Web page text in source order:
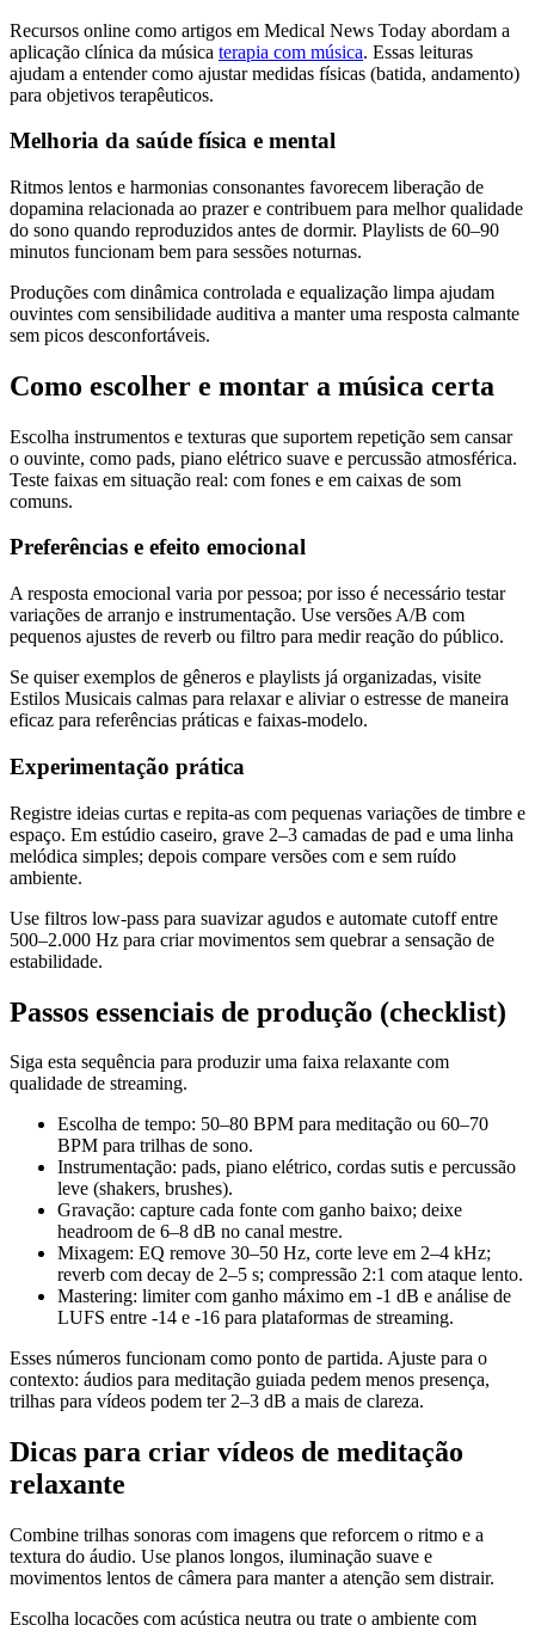
Recursos online como artigos em Medical News Today abordam a
aplicação clínica da música terapia com música. Essas leituras
ajudam a entender como ajustar medidas físicas (batida, andamento)
para objetivos terapêuticos.
Melhoria da saúde física e mental
Ritmos lentos e harmonias consonantes favorecem liberação de
dopamina relacionada ao prazer e contribuem para melhor qualidade
do sono quando reproduzidos antes de dormir. Playlists de 60–90
minutos funcionam bem para sessões noturnas.
Produções com dinâmica controlada e equalização limpa ajudam
ouvintes com sensibilidade auditiva a manter uma resposta calmante
sem picos desconfortáveis.
Como escolher e montar a música certa
Escolha instrumentos e texturas que suportem repetição sem cansar
o ouvinte, como pads, piano elétrico suave e percussão atmosférica.
Teste faixas em situação real: com fones e em caixas de som
comuns.
Preferências e efeito emocional
A resposta emocional varia por pessoa; por isso é necessário testar
variações de arranjo e instrumentação. Use versões A/B com
pequenos ajustes de reverb ou filtro para medir reação do público.
Se quiser exemplos de gêneros e playlists já organizadas, visite
Estilos Musicais calmas para relaxar e aliviar o estresse de maneira
eficaz para referências práticas e faixas-modelo.
Experimentação prática
Registre ideias curtas e repita-as com pequenas variações de timbre e
espaço. Em estúdio caseiro, grave 2–3 camadas de pad e uma linha
melódica simples; depois compare versões com e sem ruído
ambiente.
Use filtros low‑pass para suavizar agudos e automate cutoff entre
500–2.000 Hz para criar movimentos sem quebrar a sensação de
estabilidade.
Passos essenciais de produção (checklist)
Siga esta sequência para produzir uma faixa relaxante com
qualidade de streaming.
Escolha de tempo: 50–80 BPM para meditação ou 60–70
BPM para trilhas de sono.
Instrumentação: pads, piano elétrico, cordas sutis e percussão
leve (shakers, brushes).
Gravação: capture cada fonte com ganho baixo; deixe
headroom de 6–8 dB no canal mestre.
Mixagem: EQ remove 30–50 Hz, corte leve em 2–4 kHz;
reverb com decay de 2–5 s; compressão 2:1 com ataque lento.
Mastering: limiter com ganho máximo em -1 dB e análise de
LUFS entre -14 e -16 para plataformas de streaming.
Esses números funcionam como ponto de partida. Ajuste para o
contexto: áudios para meditação guiada pedem menos presença,
trilhas para vídeos podem ter 2–3 dB a mais de clareza.
Dicas para criar vídeos de meditação
relaxante
Combine trilhas sonoras com imagens que reforcem o ritmo e a
textura do áudio. Use planos longos, iluminação suave e
movimentos lentos de câmera para manter a atenção sem distrair.
Escolha locações com acústica neutra ou trate o ambiente com